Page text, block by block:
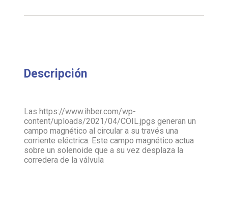
Descripción
Las https://www.ihber.com/wp-
content/uploads/2021/04/COIL.jpgs generan un
campo magnético al circular a su través una
corriente eléctrica. Este campo magnético actua
sobre un solenoide que a su vez desplaza la
corredera de la válvula